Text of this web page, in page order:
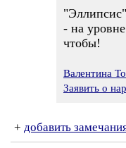
- на
чтобы!
Валентина
Заявить о
+ добавить